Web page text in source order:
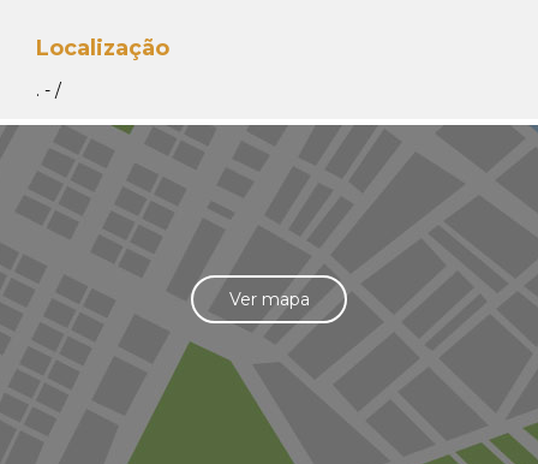
Localização
. - /
Ver mapa